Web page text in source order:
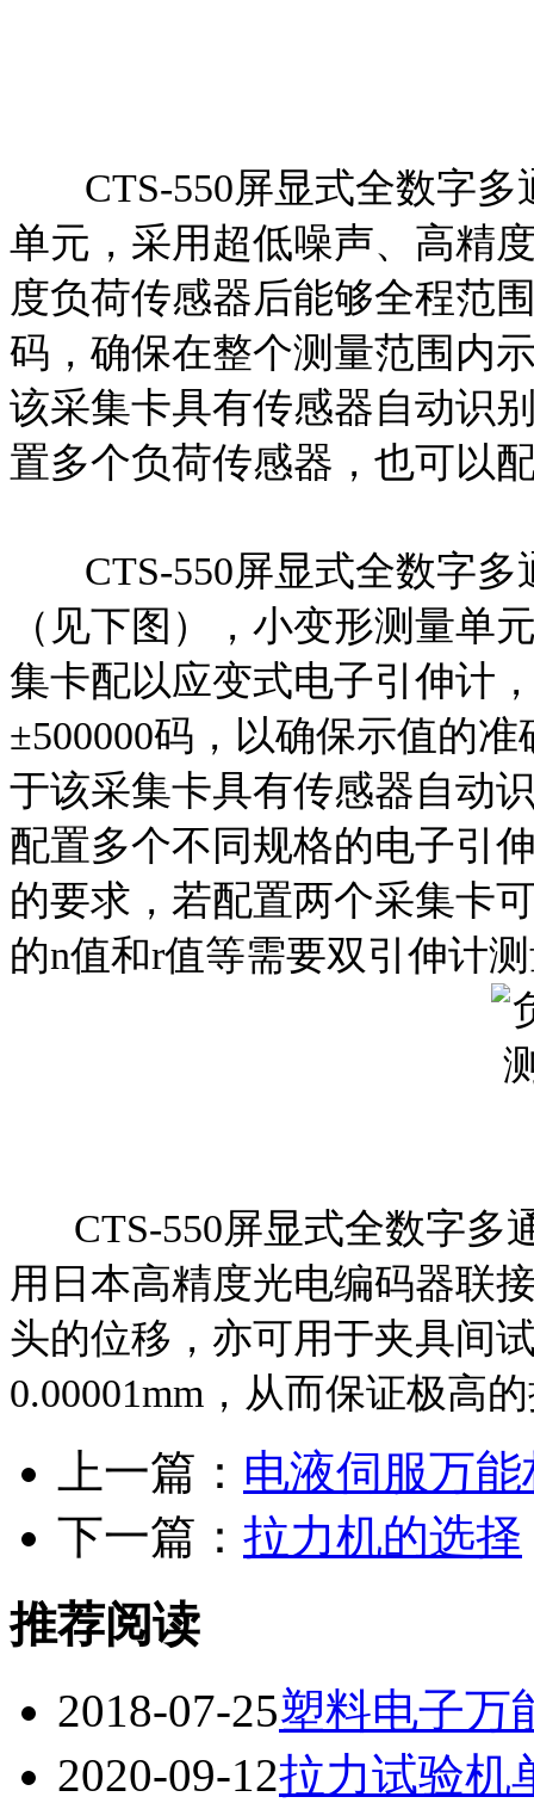
CTS-550屏显式全数字多
单元，采用超低噪声、高精
度负荷传感器后能够全程范
码，确保在整个测量范围内
该采集卡具有传感器自动识
置多个负荷传感器，也可以
CTS-550屏显式全数字多
（见下图），小变形测量单
集卡配以应变式电子引伸计
±500000码，以确保示值的
于该采集卡具有传感器自动
配置多个不同规格的电子引
的要求，若配置两个采集卡
的n值和r值等需要双引伸计
CTS-550屏显式全数字多
用日本高精度光电编码器联
头的位移，亦可用于夹具间
0.00001mm，从而保证极高
上一篇： 电液伺服万
下一篇： 拉力机的选择
推荐阅读
2018-07-25塑料电子万
2020-09-12拉力试验机